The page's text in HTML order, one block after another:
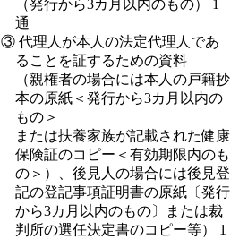
（発行から3カ月以内のもの） 1
通
③ 代理人が本人の法定代理人であ
ることを証するための資料
（親権者の場合には本人の戸籍抄
本の原紙＜発行から3カ月以内の
もの＞
または扶養家族が記載された健康
保険証のコピー＜有効期限内のも
の＞）、後見人の場合には後見登
記の登記事項証明書の原紙〔発行
から3カ月以内のもの〕または裁
判所の選任決定書のコピー等） 1